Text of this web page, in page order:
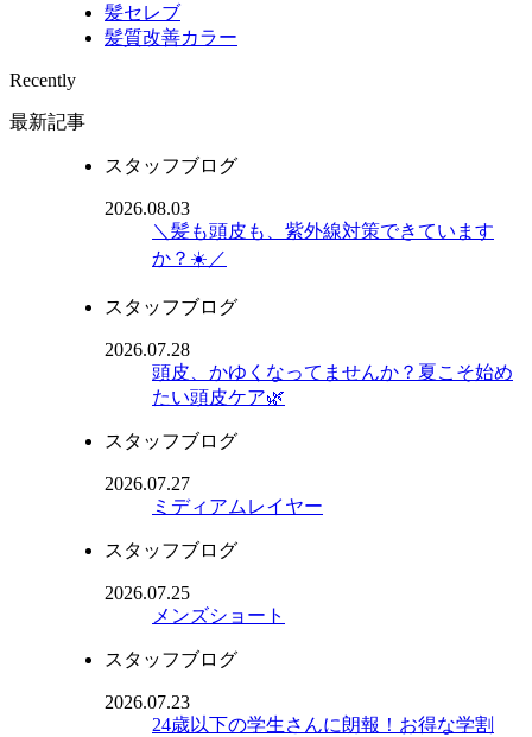
髪セレブ
髪質改善カラー
Recently
最新記事
スタッフブログ
2026.08.03
＼髪も頭皮も、紫外線対策できています
か？☀️／
スタッフブログ
2026.07.28
頭皮、かゆくなってませんか？夏こそ始め
たい頭皮ケア🌿
スタッフブログ
2026.07.27
ミディアムレイヤー
スタッフブログ
2026.07.25
メンズショート
スタッフブログ
2026.07.23
24歳以下の学生さんに朗報！お得な学割